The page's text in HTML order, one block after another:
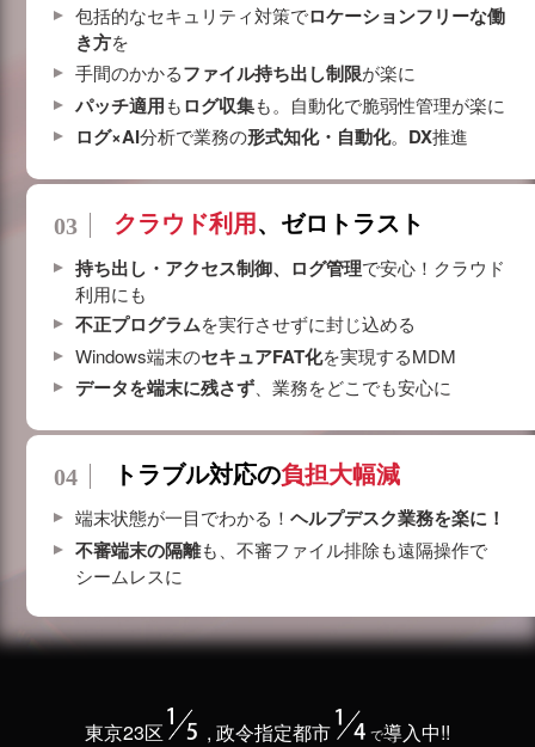
包括的なセキュリティ対策でロケーションフリーな働
き方を
手間のかかるファイル持ち出し制限が楽に
パッチ適用もログ収集も。自動化で脆弱性管理が楽に
ログ×AI分析で業務の形式知化・自動化。 DX推進
クラウド利用 、ゼロトラスト
持ち出し・アクセス制御、ログ管理で安心！クラウド
利用にも
不正プログラムを実行させずに封じ込める
Windows端末のセキュアFAT化を実現するMDM
データを端末に残さず、業務をどこでも安心に
トラブル対応の負担大幅減
端末状態が一目でわかる！ ヘルプデスク業務を楽に！
不審端末の隔離も、不審ファイル排除も遠隔操作で
シームレスに
東京23区 , 政令指定都市 で導入中!!